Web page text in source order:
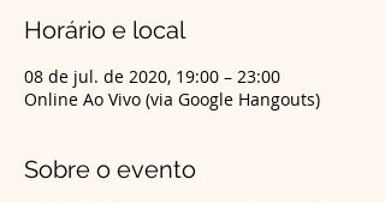
Horário e local
08 de jul. de 2020, 19:00 – 23:00
Online Ao Vivo (via Google Hangouts)
Sobre o evento